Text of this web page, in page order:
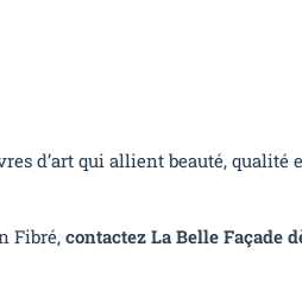
d’art qui allient beauté,
Fibré,contactez La Belle Façade